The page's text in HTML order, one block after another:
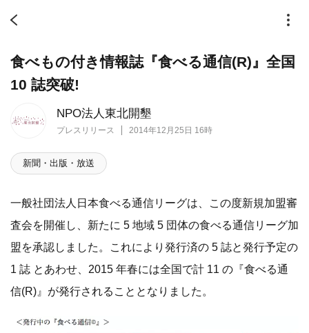
NPO法人東北開墾
プレスリリース 2014年12月25日 16時
食べもの付き情報誌『食べる通信(R)』全国
10 誌突破!
新聞・出版・放送
一般社団法人日本食べる通信リーグは、この度新規加盟審
査会を開催し、新たに 5 地域 5 団体の食べる通信リーグ加
盟を承認しました。これにより発行済の 5 誌と発行予定の
1 誌 とあわせ、2015 年春には全国で計 11 の『食べる通
信(R)』が発行されることとなりました。